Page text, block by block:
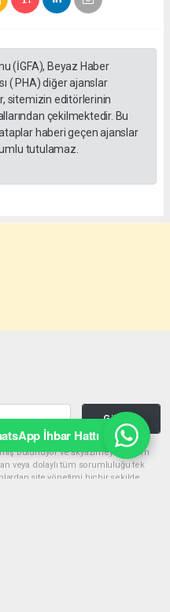
(İGFA), Beyaz Haber
( PHA) diğer ajanslar
sitemizin editörlerinin
çekilmektedir. Bu
haberi geçen ajanslar
tutulamaz.
Gönder
bulunuyor ve akyazimeydan.com
veya dolaylı tüm sorumluluğu tek
site yönetimi hiçbir şekilde
İhbar Hattı